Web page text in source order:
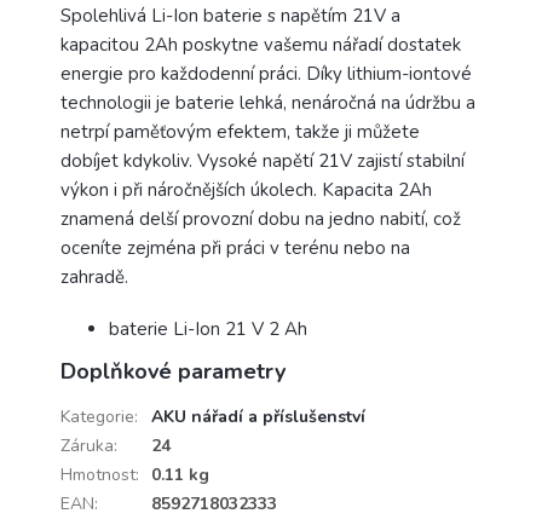
Spolehlivá Li-Ion baterie s napětím 21V a
kapacitou 2Ah poskytne vašemu nářadí dostatek
energie pro každodenní práci. Díky lithium-iontové
technologii je baterie lehká, nenáročná na údržbu a
netrpí paměťovým efektem, takže ji můžete
dobíjet kdykoliv. Vysoké napětí 21V zajistí stabilní
výkon i při náročnějších úkolech. Kapacita 2Ah
znamená delší provozní dobu na jedno nabití, což
oceníte zejména při práci v terénu nebo na
zahradě.
baterie Li-Ion 21 V 2 Ah
Doplňkové parametry
Kategorie:
AKU nářadí a příslušenství
Záruka:
24
Hmotnost:
0.11 kg
EAN: 8592718032333